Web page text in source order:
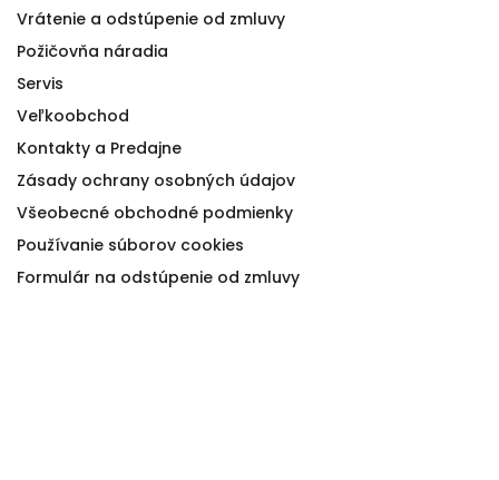
Vrátenie a odstúpenie od zmluvy
Požičovňa náradia
Servis
Veľkoobchod
Kontakty a Predajne
Zásady ochrany osobných údajov
Všeobecné obchodné podmienky
Používanie súborov cookies
Formulár na odstúpenie od zmluvy